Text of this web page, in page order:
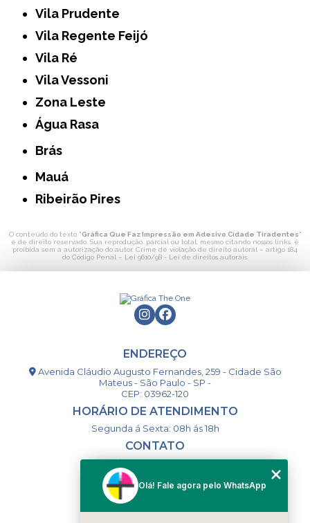
Vila Prudente
Vila Regente Feijó
Vila Ré
Vila Vessoni
Zona Leste
Água Rasa
Brás
Mauá
Ribeirão Pires
O conteúdo do texto "Gráfica Que Faz Impressão em Adesivo Cidade Tiradentes"
é de direito reservado. Sua reprodução, parcial ou total, mesmo citando nossos links, é
proibida sem a autorização do autor. Crime de violação de direito autoral – artigo 184
do Código Penal – Lei 9610/98 - Lei de direitos autorais.
ENDEREÇO
Avenida Cláudio Augusto Fernandes, 259 - Cidade São
Mateus - São Paulo - SP -
CEP: 03962-120
HORÁRIO DE ATENDIMENTO
Segunda á Sexta: 08h ás 18h
CONTATO
(11) 98993-9556
togsm1@gmail.com
Olá! Fale agora pelo WhatsApp